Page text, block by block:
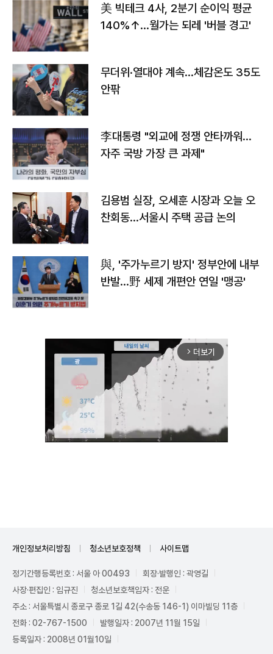
美 빅테크 4사, 2분기 순이익 평균
140%↑…월가는 되레 '버블 경고'
무더위·열대야 계속…체감온도 35도
안팎
李대통령 "외교에 정쟁 안타까워…
자주 국방 가장 큰 과제"
김용범 실장, 오세훈 시장과 오늘 오
찬회동...서울시 주택 공급 논의
與, '주가누르기 방지' 정부안에 내부
반발…野 세제 개편안 연일 '맹공'
arrow_forward_ios 더보기
개인정보처리방침 청소년보호정책 사이트맵
정기간행등록번호 : 서울 아 00493
회장·발행인 : 곽영길
사장·편집인 : 임규진
청소년보호책임자 : 전운
주소 : 서울특별시 종로구 종로 1길 42(수송동 146-1) 이마빌딩 11층
전화 : 02-767-1500
발행일자 : 2007년 11월 15일
등록일자 : 2008년 01월10일